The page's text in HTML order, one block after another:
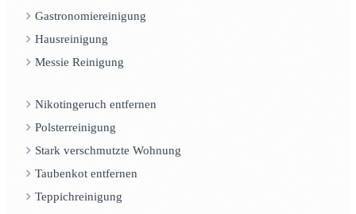
Gastronomiereinigung
Hausreinigung
Messie Reinigung
Nikotingeruch entfernen
Polsterreinigung
Stark verschmutzte Wohnung
Taubenkot entfernen
Teppichreinigung